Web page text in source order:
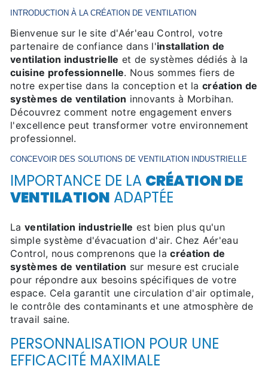
INTRODUCTION À LA CRÉATION DE VENTILATION
Bienvenue sur le site d'Aér'eau Control, votre
partenaire de confiance dans l'installation de
ventilation industrielle et de systèmes dédiés à la
cuisine professionnelle. Nous sommes fiers de
notre expertise dans la conception et lacréation de
systèmes de ventilation innovants à Morbihan.
Découvrez comment notre engagement envers
l'excellence peut transformer votre environnement
professionnel.
CONCEVOIR DES SOLUTIONS DE VENTILATION INDUSTRIELLE
IMPORTANCE DE LA CRÉATION DE
VENTILATION ADAPTÉE
La ventilation industrielle est bien plus qu'un
simple système d'évacuation d'air. Chez Aér'eau
Control, nous comprenons que lacréation de
systèmes de ventilation sur mesure est cruciale
pour répondre aux besoins spécifiques de votre
espace. Cela garantit une circulation d'air optimale,
le contrôle des contaminants et une atmosphère de
travail saine.
PERSONNALISATION POUR UNE
EFFICACITÉ MAXIMALE